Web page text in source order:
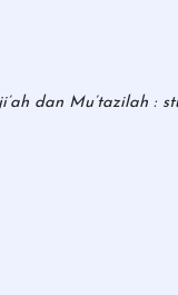
dan Mu’tazilah :